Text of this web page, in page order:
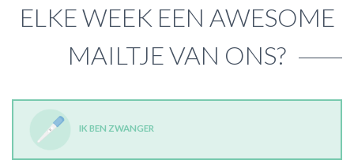
ELKE WEEK EEN AWESOME
MAILTJE VAN ONS?
IK BEN ZWANGER